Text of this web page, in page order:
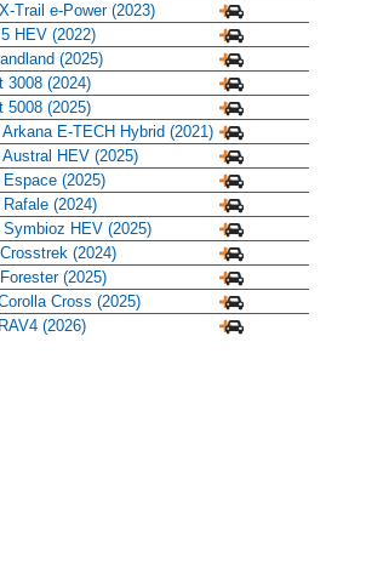
Trail e-Power (2023)
HEV (2022)
(2025)
3008 (2024)
5008 (2025)
Arkana E-TECH Hybrid (2021)
Austral HEV (2025)
Espace (2025)
Rafale (2024)
Symbioz HEV (2025)
(2024)
(2025)
Cross (2025)
(2026)